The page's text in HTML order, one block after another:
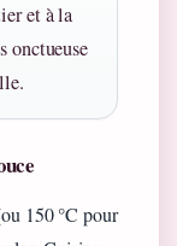
et à la
onctueuse
150 °C pour